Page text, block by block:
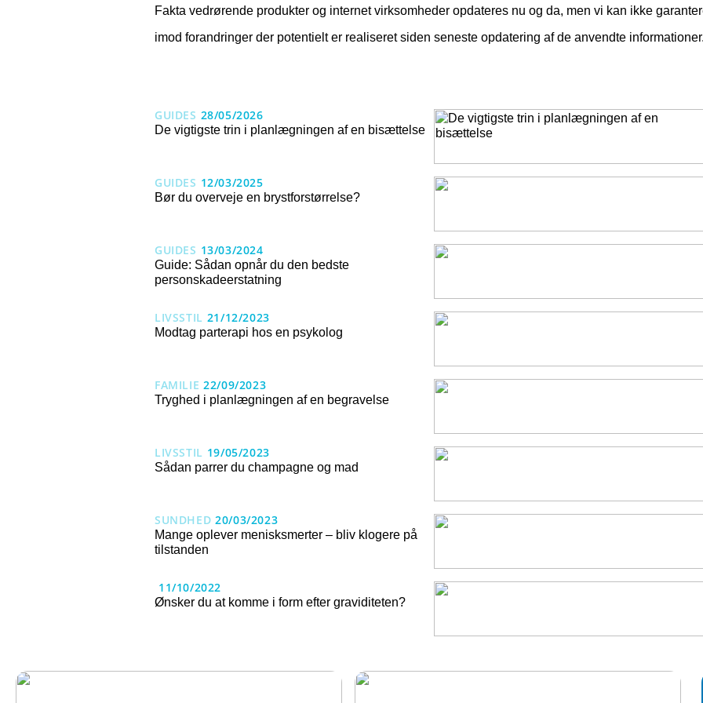
Fakta vedrørende produkter og internet virksomheder opdateres nu og da, men vi kan ikke
imod forandringer der potentielt er realiseret siden seneste opdatering af de anvendte
GUIDES 28/05/2026
De vigtigste trin i planlægningen af en bisættelse
GUIDES 12/03/2025
Bør du overveje en brystforstørrelse?
GUIDES 13/03/2024
Guide: Sådan opnår du den bedste
personskadeerstatning
LIVSSTIL 21/12/2023
Modtag parterapi hos en psykolog
FAMILIE 22/09/2023
Tryghed i planlægningen af en begravelse
LIVSSTIL 19/05/2023
Sådan parrer du champagne og mad
SUNDHED 20/03/2023
Mange oplever menisksmerter – bliv klogere på
tilstanden
11/10/2022
Ønsker du at komme i form efter graviditeten?